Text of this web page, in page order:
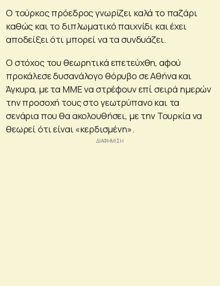
Ο τούρκος πρόεδρος γνωρίζει καλά το παζάρι
καθώς και το διπλωματικό παιχνίδι και έχει
αποδείξει ότι μπορεί να τα συνδυάζει.
Ο στόχος του θεωρητικά επετεύχθη, αφού
προκάλεσε δυσανάλογο θόρυβο σε Αθήνα και
Άγκυρα, με τα ΜΜΕ να στρέφουν επί σειρά ημερών
την προσοχή τους στο γεωτρύπανο και τα
σενάρια που θα ακολουθήσει, με την Τουρκία να
θεωρεί ότι είναι «κερδισμένη».